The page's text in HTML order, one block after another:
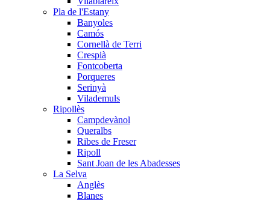
Pla de l'Estany
Banyoles
Camós
Cornellà de Terri
Crespià
Fontcoberta
Porqueres
Serinyà
Vilademuls
Ripollès
Campdevànol
Queralbs
Ribes de Freser
Ripoll
Sant Joan de les Abadesses
La Selva
Anglès
Blanes